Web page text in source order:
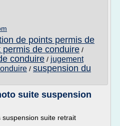
de points permis de
permis de conduire /
conduire / jugement
/ suspension du
suite suspension
suite retrait